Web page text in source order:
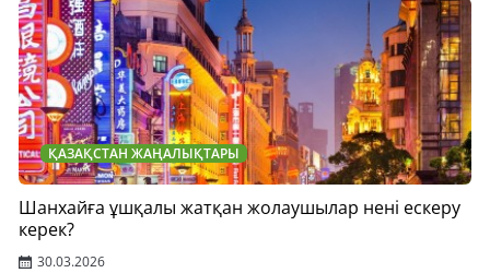
ҚАЗАҚСТАН ЖАҢАЛЫҚТАРЫ
Шанхайға ұшқалы жатқан жолаушылар нені ескеру
керек?
30.03.2026